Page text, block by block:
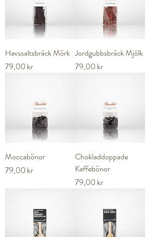
Havssaltsbräck Mörk
Pris
79,00 kr
Jordgubbsbräck Mjölk
Pris
79,00 kr
Moccabönor
Pris
79,00 kr
Chokladdoppade
Kaffebönor
Pris
79,00 kr